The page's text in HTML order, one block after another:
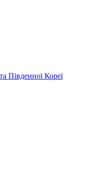
Південної Кореї